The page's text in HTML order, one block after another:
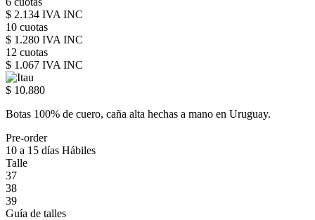
$ 2.134 IVA INC
10 cuotas
$ 1.280 IVA INC
12 cuotas
$ 1.067 IVA INC
$ 10.880
Botas 100% de cuero, caña alta hechas a mano en Uruguay.
Pre-order
10 a 15 días Hábiles
Talle
37
38
39
Guía de talles